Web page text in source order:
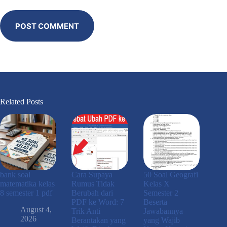
POST COMMENT
Related Posts
bank soal
matematika kelas
8 semester 1 pdf
August 4,
2026
Cara Supaya
Rumus Tidak
Berubah dari
PDF ke Word: 7
Trik Anti
Berantakan yang
50 Soal Geografi
Kelas X
Semester 2
Beserta
Jawabannya
yang Wajib